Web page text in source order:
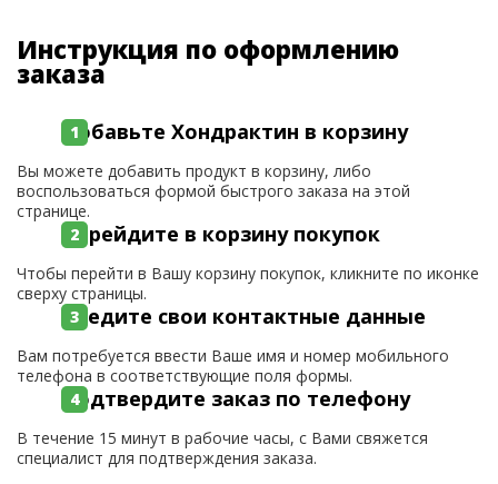
Инструкция по оформлению
заказа
Добавьте Хондрактин в корзину
Вы можете добавить продукт в корзину, либо
воспользоваться формой быстрого заказа на этой
странице.
Перейдите в корзину покупок
Чтобы перейти в Вашу корзину покупок, кликните по иконке
сверху страницы.
Введите свои контактные данные
Вам потребуется ввести Ваше имя и номер мобильного
телефона в соответствующие поля формы.
Подтвердите заказ по телефону
В течение 15 минут в рабочие часы, с Вами свяжется
специалист для подтверждения заказа.